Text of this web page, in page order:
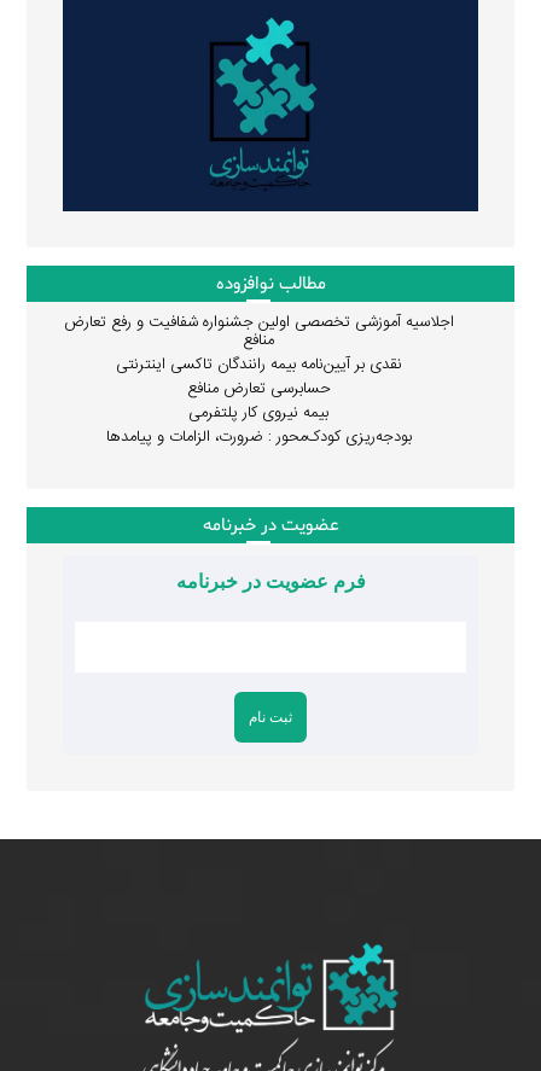
مطالب نوافزوده
اجلاسیه آموزشی تخصصی اولین جشنواره شفافیت و رفع تعارض
منافع
نقدی بر آیین‌نامه بیمه رانندگان تاکسی اینترنتی
حسابرسی تعارض منافع
بیمه نیروی کار پلتفرمی
بودجه‌ریزی کودک‌محور : ضرورت، الزامات و پیامدها
عضویت در خبرنامه
فرم عضویت در خبرنامه